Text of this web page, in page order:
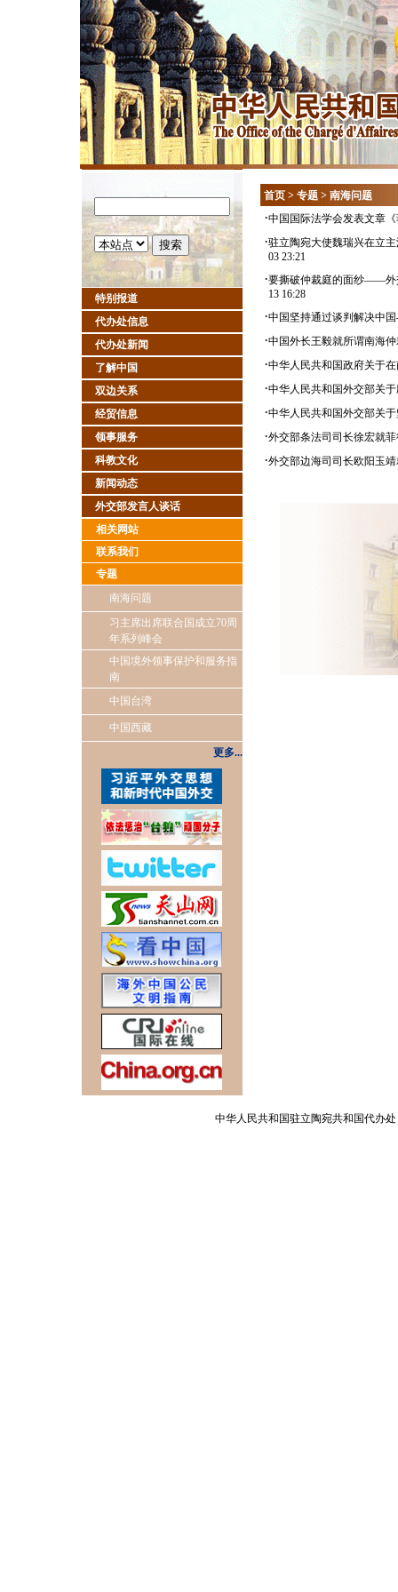
特别报道
代办处信息
代办处新闻
了解中国
双边关系
经贸信息
领事服务
科教文化
新闻动态
外交部发言人谈话
相关网站
联系我们
专题
南海问题
习主席出席联合国成立70周
年系列峰会
中国境外领事保护和服务指
南
中国台湾
中国西藏
更多...
首页> 专题> 南海问题
·中国国际法学会发表文章
·驻立陶宛大使魏瑞兴在立
03 23:21
·要撕破仲裁庭的面纱——外
13 16:28
·中国坚持通过谈判解决中
·中国外长王毅就所谓南海
·中华人民共和国政府关于
·中华人民共和国外交部关
·中华人民共和国外交部关
·外交部条法司司长徐宏就
·外交部边海司司长欧阳玉
中华人民共和国驻立陶宛共和国代办处